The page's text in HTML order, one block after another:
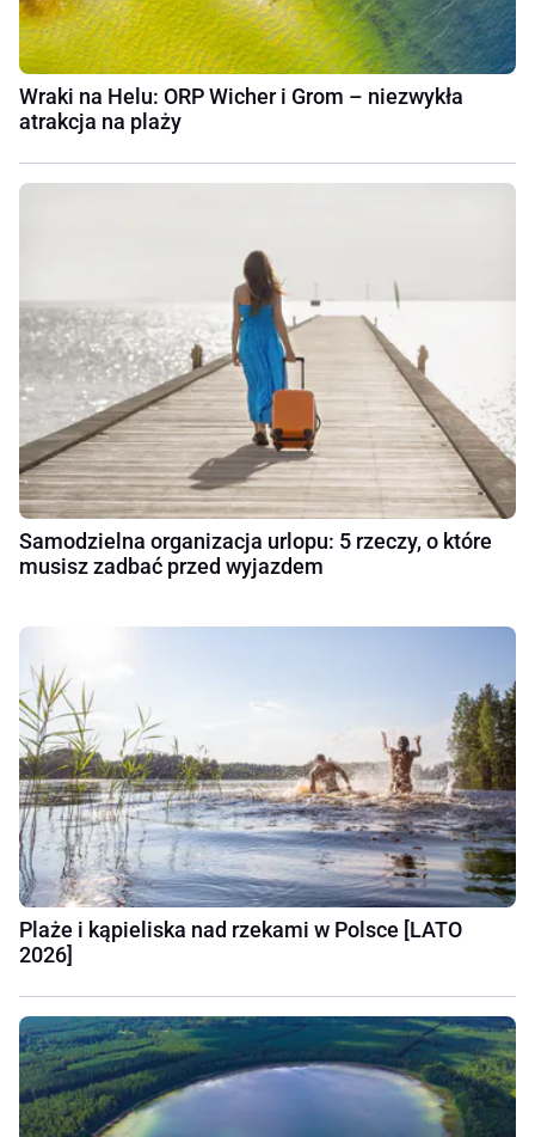
Wraki na Helu: ORP Wicher i Grom – niezwykła
atrakcja na plaży
Samodzielna organizacja urlopu: 5 rzeczy, o które
musisz zadbać przed wyjazdem
Plaże i kąpieliska nad rzekami w Polsce [LATO
2026]